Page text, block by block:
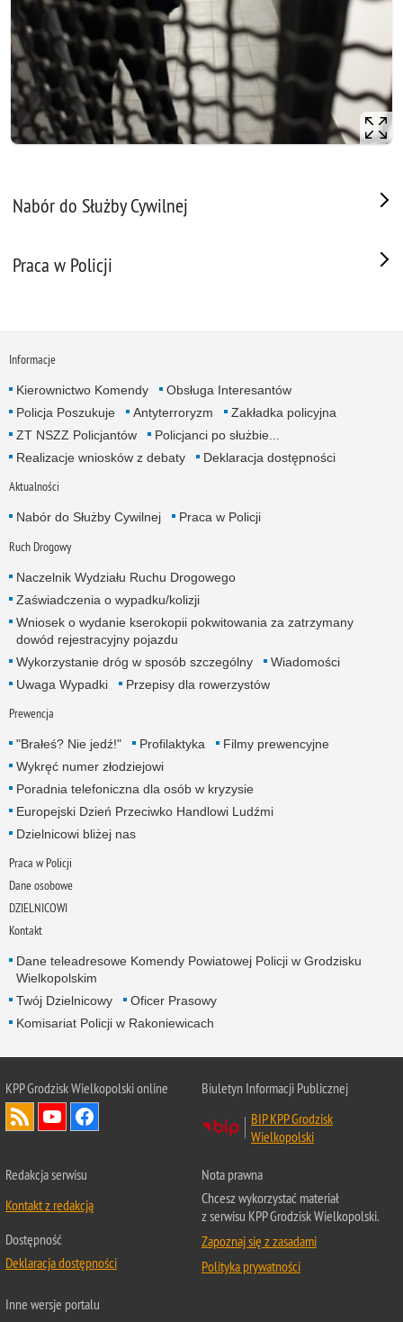
Nabór do Służby Cywilnej
Praca w Policji
Informacje
Kierownictwo Komendy
Obsługa Interesantów
Policja Poszukuje
Antyterroryzm
Zakładka policyjna
ZT NSZZ Policjantów
Policjanci po służbie...
Realizacje wniosków z debaty
Deklaracja dostępności
Aktualności
Nabór do Służby Cywilnej Praca w Policji
Ruch Drogowy
Naczelnik Wydziału Ruchu Drogowego
Zaświadczenia o wypadku/kolizji
Wniosek o wydanie kserokopii pokwitowania za zatrzymany
dowód rejestracyjny pojazdu
Wykorzystanie dróg w sposób szczególny
Wiadomości
Uwaga Wypadki
Przepisy dla rowerzystów
Prewencja
"Brałeś? Nie jedź!" Profilaktyka
Filmy prewencyjne
Wykręć numer złodziejowi
Poradnia telefoniczna dla osób w kryzysie
Europejski Dzień Przeciwko Handlowi Ludźmi
Dzielnicowi bliżej nas
Praca w Policji
Dane osobowe
DZIELNICOWI
Kontakt
Dane teleadresowe Komendy Powiatowej Policji w Grodzisku
Wielkopolskim
Twój Dzielnicowy
Oficer Prasowy
Komisariat Policji w Rakoniewicach
KPP Grodzisk Wielkopolski online
Biuletyn Informacji Publicznej
BIP KPP Grodzisk
Wielkopolski
Redakcja serwisu
Kontakt z redakcją
Dostępność
Deklaracja dostępności
Nota prawna
Chcesz wykorzystać materiał
z serwisu KPP Grodzisk Wielkopolski.
Zapoznaj się z zasadami
Polityka prywatności
Inne wersje portalu